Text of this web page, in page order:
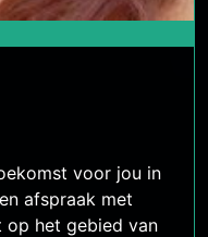
voor jou in
afspraak met
op het gebied van